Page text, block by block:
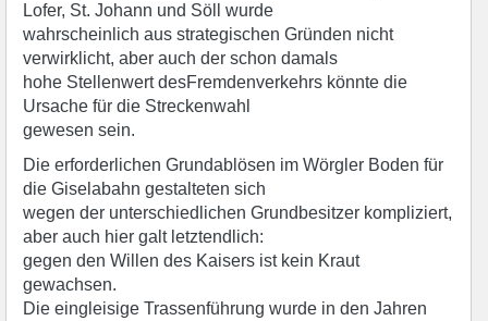
Lofer, St. Johann und Söll wurde
wahrscheinlich aus strategischen Gründen nicht
verwirklicht, aber auch der schon damals
hohe Stellenwert desFremdenverkehrs könnte die
Ursache für die Streckenwahl
gewesen sein.
Die erforderlichen Grundablösen im Wörgler Boden für
die Giselabahn gestalteten sich
wegen der unterschiedlichen Grundbesitzer kompliziert,
aber auch hier galt letztendlich:
gegen den Willen des Kaisers ist kein Kraut
gewachsen.
Die eingleisige Trassenführung wurde in den Jahren